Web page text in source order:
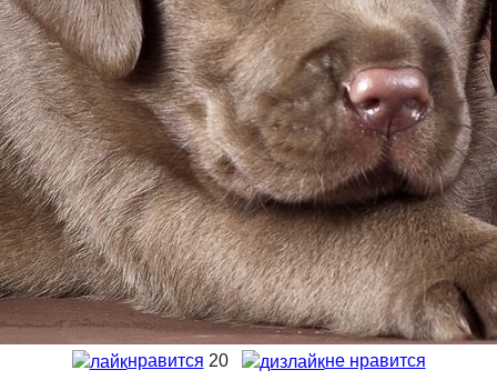
нравится 20 не нравится